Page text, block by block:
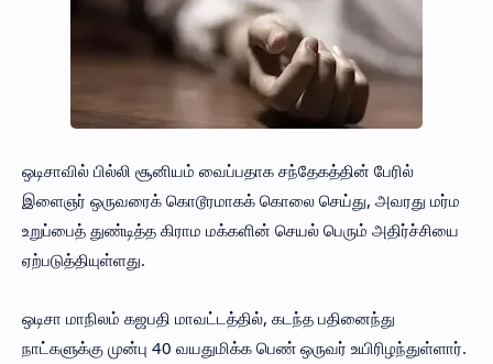
ஒடிசாவில் பில்லி சூனியம் வைப்பதாக சந்தேகத்தின் பேரில்
இளைஞர் ஒருவரைக் கொடூரமாகக் கொலை செய்து, அவரது மர்ம
உறுப்பைத் துண்டித்த கிராம மக்களின் செயல் பெரும் அதிர்ச்சியை
ஏற்படுத்தியுள்ளது.
ஒடிசா மாநிலம் கஜபதி மாவட்டத்தில், கடந்த பதினைந்து
நாட்களுக்கு முன்பு 40 வயதுமிக்க பெண் ஒருவர் உயிரிழந்துள்ளார்.